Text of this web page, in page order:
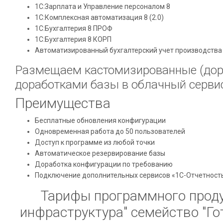
1C:Зарплата и Управление персоналом 8
1C:Комплексная автоматизация 8 (2.0)
1С:Бухгалтерия 8 ПРОФ
1С:Бухгалтерия 8 КОРП
Автоматизированный бухгалтерский учет
Размещаем кастомизированные
доработками базы в облачный
Преимущества
Бесплатные обновления конфигурации
Одновременная работа до 50 пользователей
Доступ к программе из любой точки
Автоматическое резервирование базы
Доработка конфигурации по требованию
Подключение дополнительных сервисов «1С-
Тарифы программного
инфраструктура" семейство